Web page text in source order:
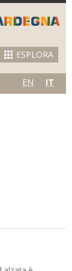
ESPLORA
EN IT